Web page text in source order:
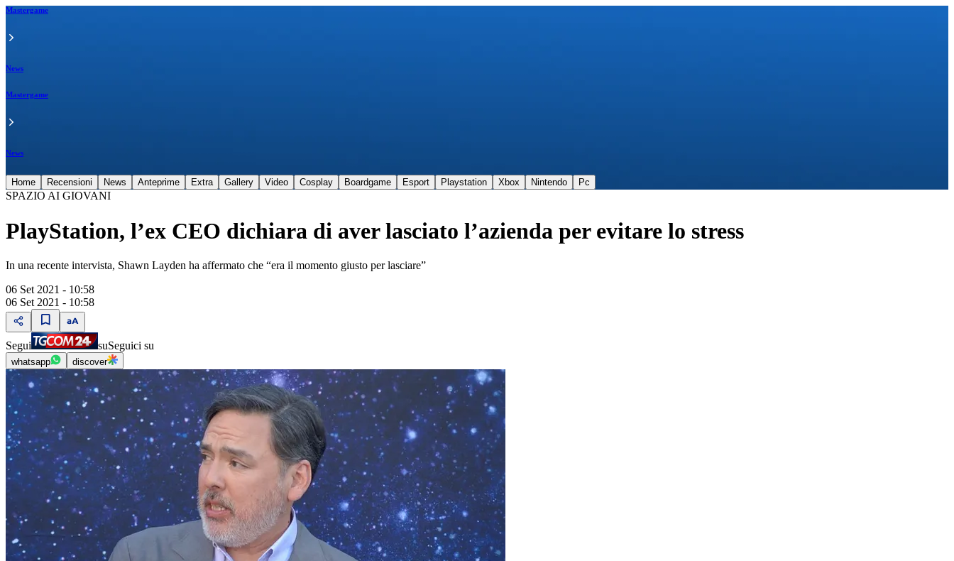
Mastergame
News
Mastergame
News
Home Recensioni News Anteprime Extra Gallery Video Cosplay Boardgame Esport Playstation Xbox Nintendo Pc
SPAZIO AI GIOVANI
PlayStation, l’ex CEO dichiara di aver lasciato l’azienda per evitare lo stress
In una recente intervista, Shawn Layden ha affermato che “era il momento giusto per lasciare”
06 Set 2021 - 10:58
06 Set 2021 - 10:58
Segui suSeguici su
whatsapp discover